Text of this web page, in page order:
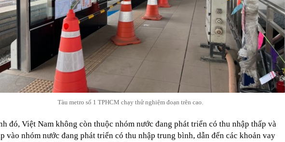
Tàu metro số 1 TPHCM chạy thử nghiệm đoạn trên cao.
đó, Việt Nam không còn thuộc nhóm nước đang phát triển có thu nhập thấp và
vào nhóm nước đang phát triển có thu nhập trung bình, dẫn đến các khoản vay